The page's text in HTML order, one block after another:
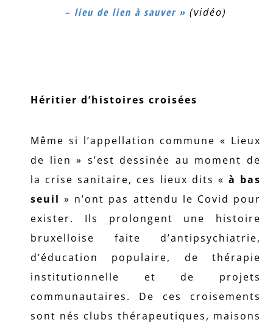
– lieu de lien à sauver » (vidéo)
Héritier d’histoires croisées
Même si l’appellation commune « Lieux
de lien » s’est dessinée au moment de
la crise sanitaire, ces lieux dits « à bas
seuil » n’ont pas attendu le Covid pour
exister. Ils prolongent une histoire
bruxelloise faite d’antipsychiatrie,
d’éducation populaire, de thérapie
institutionnelle et de projets
communautaires. De ces croisements
sont nés clubs thérapeutiques, maisons